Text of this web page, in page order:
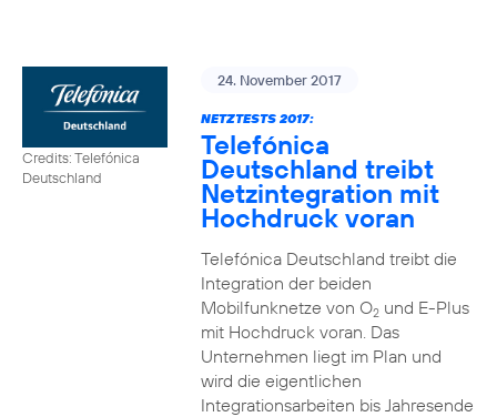
Credits: Telefónica
Deutschland
24. November 2017
NETZTESTS 2017:
Telefónica
Deutschland treibt
Netzintegration mit
Hochdruck voran
Telefónica Deutschland treibt die
Integration der beiden
Mobilfunknetze von O2und E-Plus
mit Hochdruck voran. Das
Unternehmen liegt im Plan und
wird die eigentlichen
Integrationsarbeiten bis Jahresende